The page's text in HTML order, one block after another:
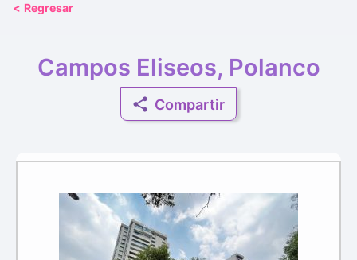
< Regresar
Campos Eliseos, Polanco
Compartir